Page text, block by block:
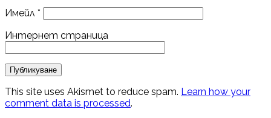
Имейл *
Интернет страница
This site uses Akismet to reduce spam. Learn how your
comment data is processed.